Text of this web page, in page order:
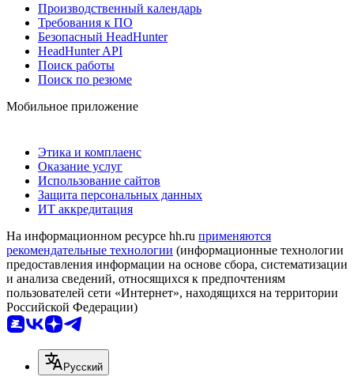
Производственный календарь
Требования к ПО
Безопасный HeadHunter
HeadHunter API
Поиск работы
Поиск по резюме
Мобильное приложение
Этика и комплаенс
Оказание услуг
Использование сайтов
Защита персональных данных
ИТ аккредитация
На информационном ресурсе hh.ru применяются
рекомендательные технологии (информационные технологии
предоставления информации на основе сбора, систематизации
и анализа сведений, относящихся к предпочтениям
пользователей сети «Интернет», находящихся на территории
Российской Федерации)
Русский